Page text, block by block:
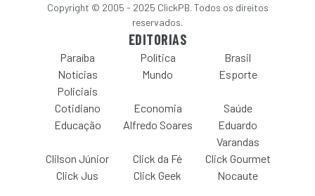
Copyright © 2005 - 2025 ClickPB. Todos os direitos
reservados.
EDITORIAS
Paraíba Política
Brasil
Notícias
Policiais
Mundo Esporte
Cotidiano Economia
Saúde
Educação
Alfredo Soares
Eduardo
Varandas
Clilson Júnior
Click da Fé
Click Gourmet
Click Jus
Click Geek Nocaute